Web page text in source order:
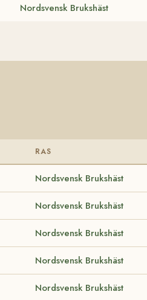
Nordsvensk Brukshäst
RAS
Nordsvensk Brukshäst
Nordsvensk Brukshäst
Nordsvensk Brukshäst
Nordsvensk Brukshäst
Nordsvensk Brukshäst